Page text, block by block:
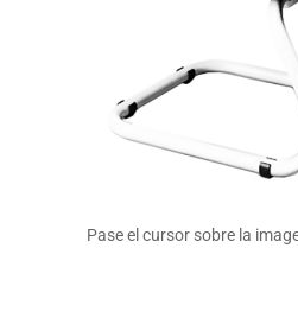
Pase el cursor sobre la